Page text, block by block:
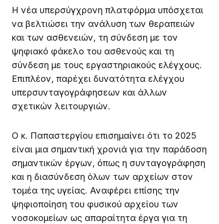
Η νέα υπερσύγχρονη πλατφόρμα υπόσχεται
να βελτιώσει την ανάλυση των θεραπειών
και των ασθενειών, τη σύνδεση με τον
ψηφιακό φάκελο του ασθενούς και τη
σύνδεση με τους εργαστηριακούς ελέγχους.
Επιπλέον, παρέχει δυνατότητα ελέγχου
υπερσυνταγογράφησεων και άλλων
σχετικών λειτουργιών.
Ο κ. Παπαστεργίου επισημαίνει ότι το 2025
είναι μια σημαντική χρονιά για την παράδοση
σημαντικών έργων, όπως η συνταγογράφηση
και η διασύνδεση όλων των αρχείων στον
τομέα της υγείας. Αναφέρει επίσης την
ψηφιοποίηση του φυσικού αρχείου των
νοσοκομείων ως απαραίτητα έργα για τη